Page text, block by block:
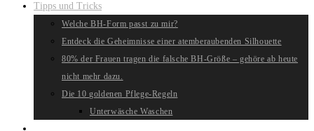
Tipps und Tricks
Welche BH-Form passt zu mir?
Entdeck die Geheimnisse einer atemberaubenden Silhouette
80% der Frauen tragen die falsche BH-Größe – gehöre ab heute
nicht mehr dazu.
Die 10 goldenen Pflege-Regeln
Unterwäsche Waschen